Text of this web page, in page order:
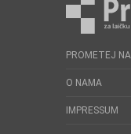
PROMETEJ
O NAMA
IMPRESSUM